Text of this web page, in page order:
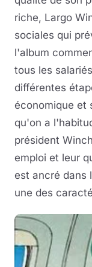
riche, Largo
sociales qui
l'album
tous les
différentes
économique et
qu'on a
président
emploi et leur
est ancré dans
une des